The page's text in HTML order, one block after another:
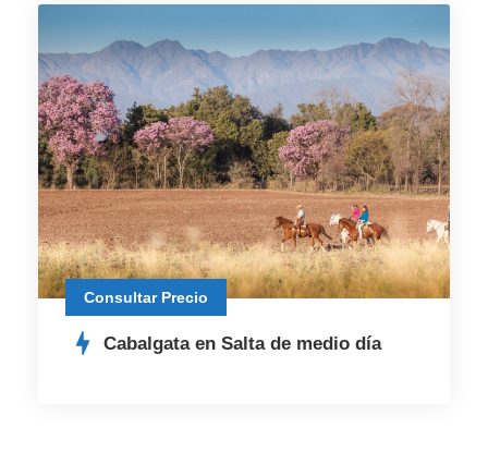
Consultar Precio
Cabalgata en Salta de medio día